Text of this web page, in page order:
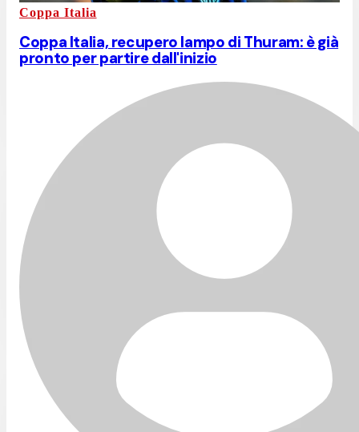
Coppa Italia
Coppa Italia, recupero lampo di Thuram: è già
pronto per partire dall'inizio